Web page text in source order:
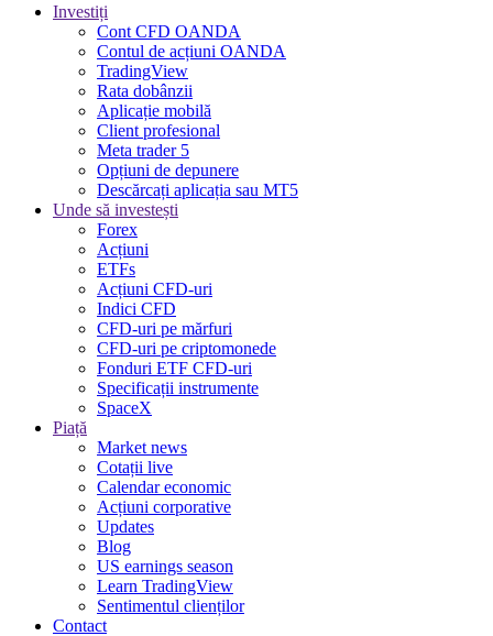
Investiți
Cont CFD OANDA
Contul de acțiuni OANDA
TradingView
Rata dobânzii
Aplicație mobilă
Client profesional
Meta trader 5
Opțiuni de depunere
Descărcați aplicația sau MT5
Unde să investești
Forex
Acțiuni
ETFs
Acțiuni CFD-uri
Indici CFD
CFD-uri pe mărfuri
CFD-uri pe criptomonede
Fonduri ETF CFD-uri
Specificații instrumente
SpaceX
Piață
Market news
Cotații live
Calendar economic
Acțiuni corporative
Updates
Blog
US earnings season
Learn TradingView
Sentimentul clienților
Contact